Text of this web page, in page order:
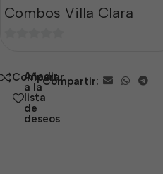
Combos Villa Clara
5 Comparar
Añadir
a la
lista
de
deseos
Compartir: